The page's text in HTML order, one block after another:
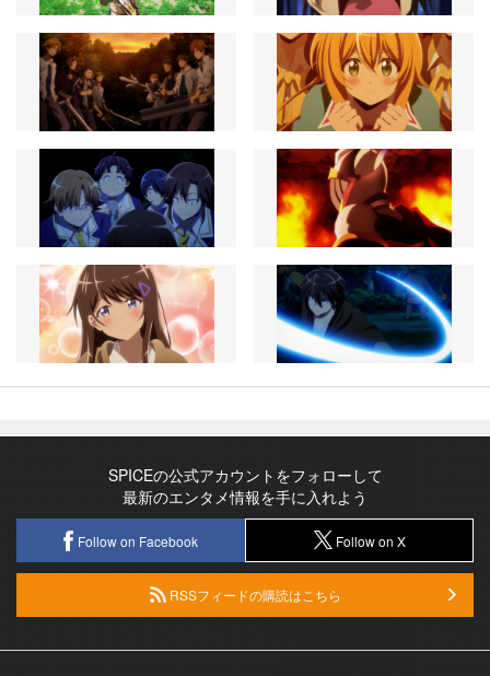
SPICEの公式アカウントをフォローして
最新のエンタメ情報を手に入れよう
Follow on Facebook Follow on X
RSSフィードの購読はこちら